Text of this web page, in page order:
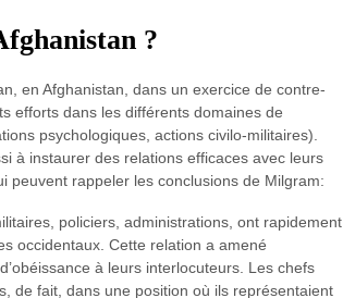
?
en Afghanistan, dans un exercice de contre-
efforts dans les différents domaines de
psychologiques, actions civilo-militaires).
à instaurer des relations efficaces avec leurs
peuvent rappeler les conclusions de Milgram:
policiers, administrations, ont rapidement
occidentaux. Cette relation a amené
à leurs interlocuteurs. Les chefs
de fait, dans une position où ils représentaient